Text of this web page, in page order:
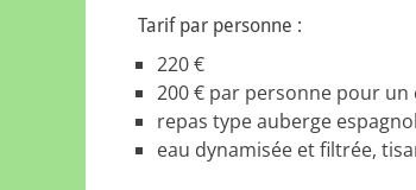
Tarif par personne :
220 €
200 € par personne pour
repas type auberge
eau dynamisée et filtrée,